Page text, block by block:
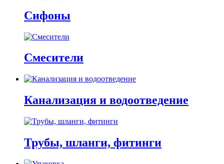
Сифоны
Смесители
Канализация и водоотведение
Трубы, шланги, фитинги